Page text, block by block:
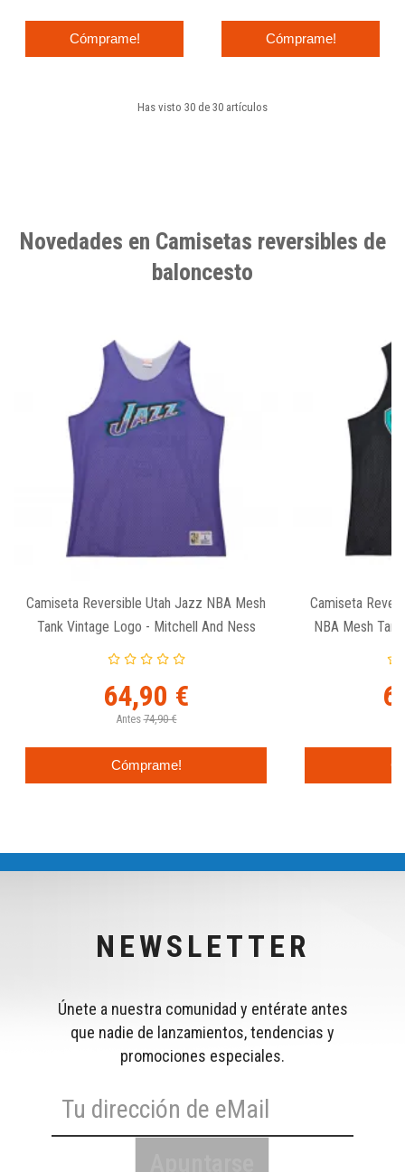
Cómprame! Cómprame!
Has visto 30 de 30 artículos
Novedades en Camisetas reversibles de
baloncesto
Camiseta Reversible Utah Jazz NBA Mesh
Tank Vintage Logo - Mitchell And Ness
64,90 €
Antes 74,90 €
Cómprame!
Camiseta
NBA Mesh
NEWSLETTER
Únete a nuestra comunidad y entérate antes
que nadie de lanzamientos, tendencias y
promociones especiales.